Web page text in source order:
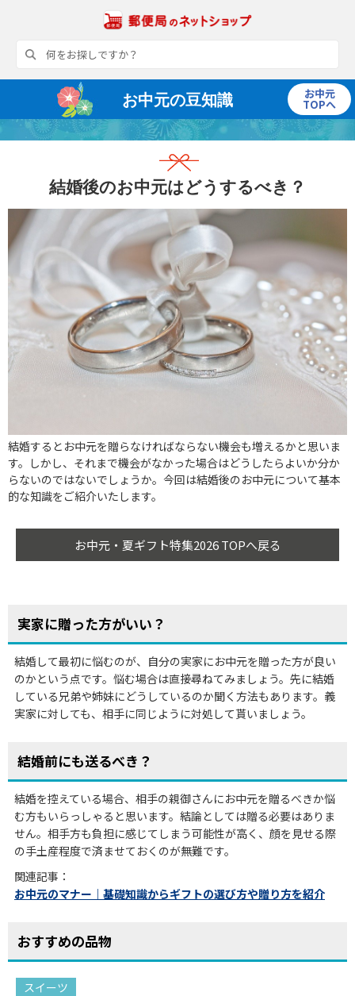
お中元の豆知識 お中元
TOPへ
結婚後のお中元はどうするべき？
結婚するとお中元を贈らなければならない機会も増えるかと思いま
す。しかし、それまで機会がなかった場合はどうしたらよいか分か
らないのではないでしょうか。今回は結婚後のお中元について基本
的な知識をご紹介いたします。
お中元・夏ギフト特集2026 TOPへ戻る
実家に贈った方がいい？
結婚して最初に悩むのが、自分の実家にお中元を贈った方が良い
のかという点です。悩む場合は直接尋ねてみましょう。先に結婚
している兄弟や姉妹にどうしているのか聞く方法もあります。義
実家に対しても、相手に同じように対処して貰いましょう。
結婚前にも送るべき？
結婚を控えている場合、相手の親御さんにお中元を贈るべきか悩
む方もいらっしゃると思います。結論としては贈る必要はありま
せん。相手方も負担に感じてしまう可能性が高く、顔を見せる際
の手土産程度で済ませておくのが無難です。
関連記事：
お中元のマナー｜基礎知識からギフトの選び方や贈り方を紹介
おすすめの品物
スイーツ